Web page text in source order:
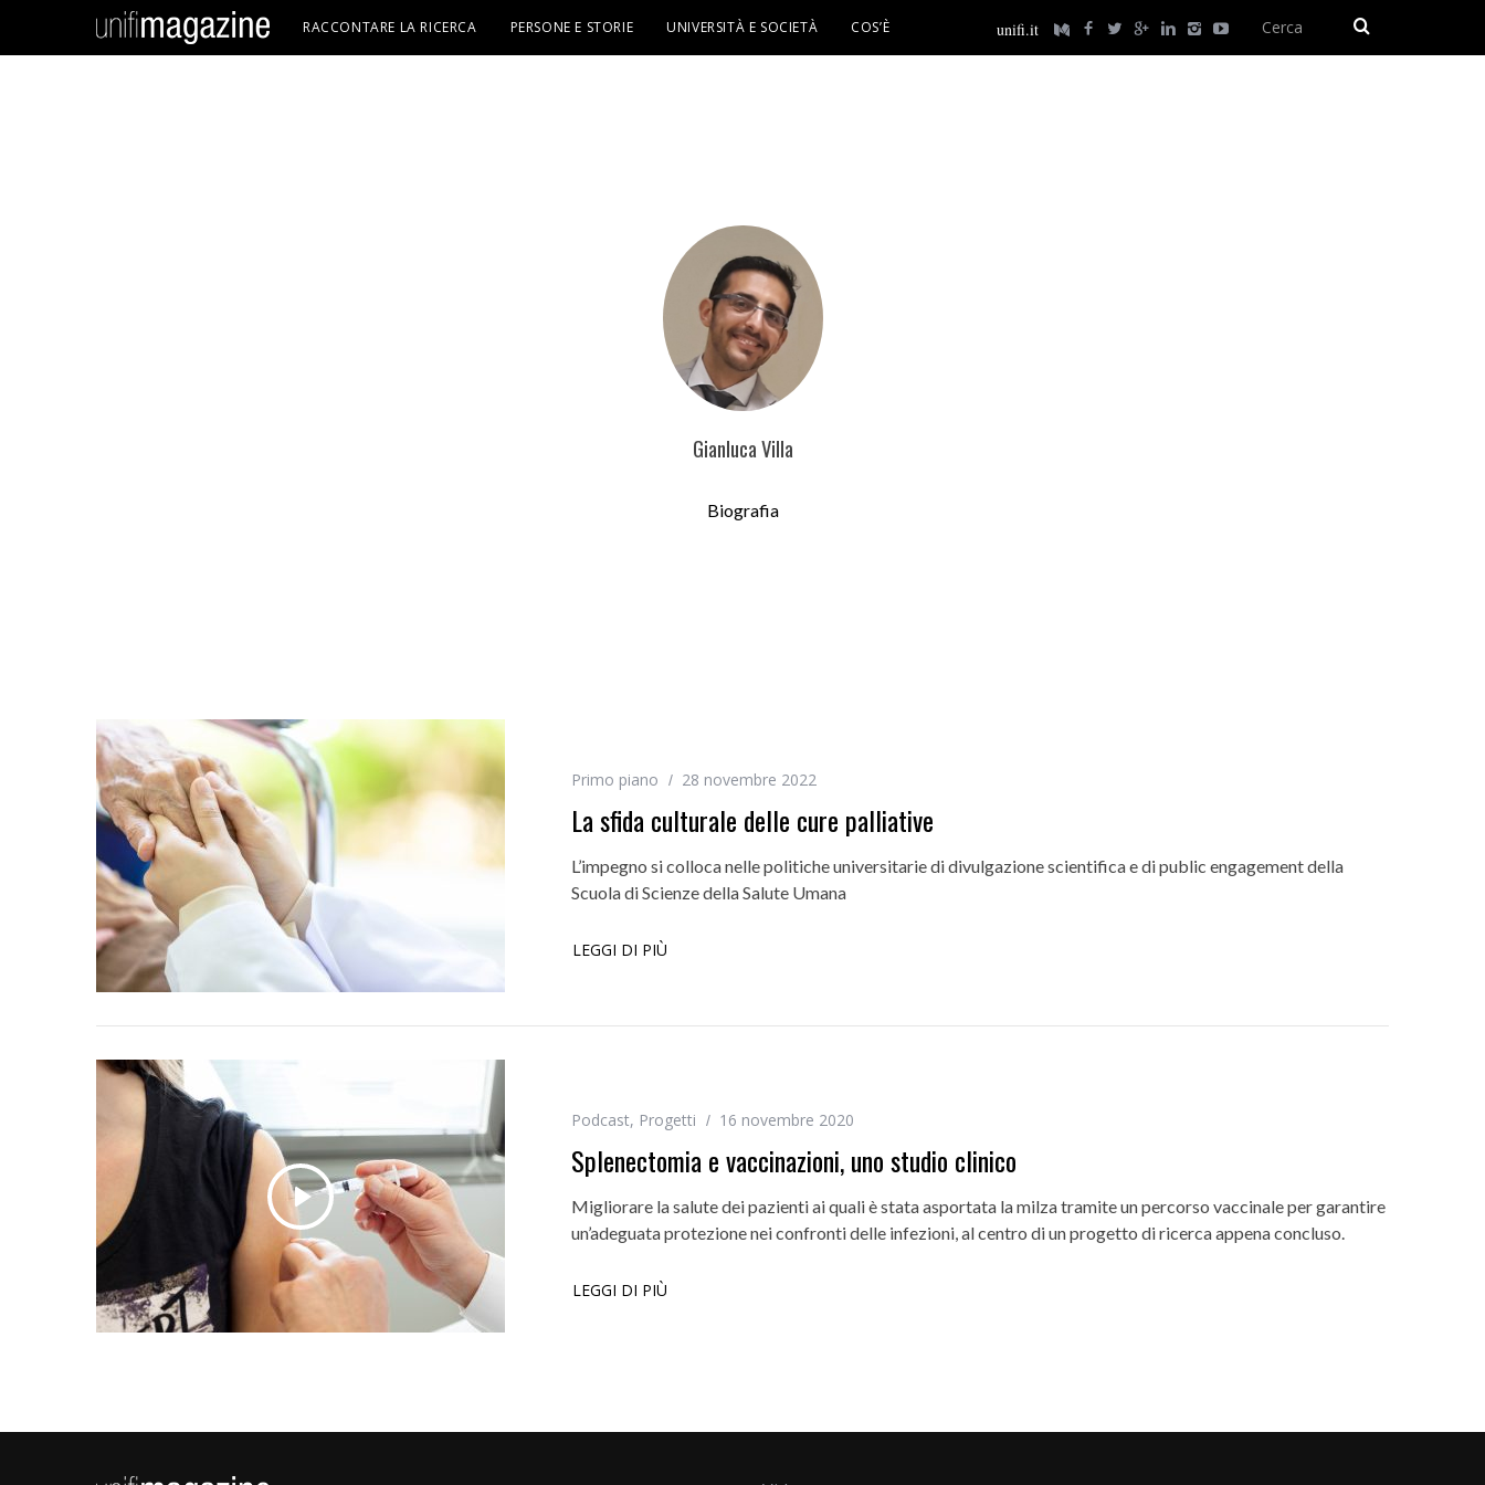
unifi.it
RACCONTARE LA RICERCA PERSONE E STORIE UNIVERSITÀ E SOCIETÀ COS’È
Gianluca Villa
Biografia
Primo piano 28 novembre 2022
La sfida culturale delle cure palliative
L’impegno si colloca nelle politiche universitarie di divulgazione scientifica e di public engagement della
Scuola di Scienze della Salute Umana
LEGGI DI PIÙ
Podcast, Progetti 16 novembre 2020
Splenectomia e vaccinazioni, uno studio clinico
Migliorare la salute dei pazienti ai quali è stata asportata la milza tramite un percorso vaccinale per garantire
un’adeguata protezione nei confronti delle infezioni, al centro di un progetto di ricerca appena concluso.
LEGGI DI PIÙ